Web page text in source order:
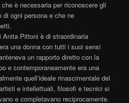
è necessaria per riconoscere gli
di ogni persona e che ne
Pittoni è di straordinaria
una donna con tutti i suoi sensi
un rapporto diretto con la
e contemporaneamente era una
quell’ideale rinascimentale del
e intellettuali, filosofi e tecnici si
e completavano reciprocamente.